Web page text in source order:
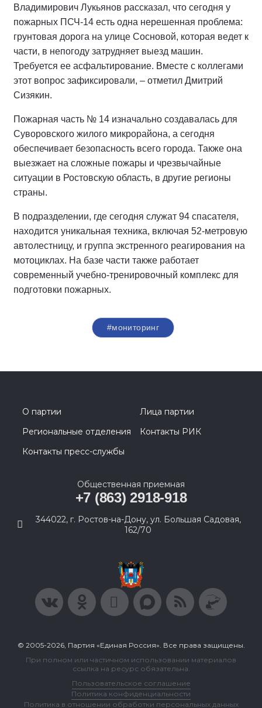
Владимирович Лукьянов рассказал, что сегодня у
пожарных ПСЧ-14 есть одна нерешенная проблема:
грунтовая дорога на улице Сосновой, которая ведет к
части, в непогоду затрудняет выезд машин.
Требуется ее асфальтирование. Вместе с коллегами
этот вопрос зафиксировали, – отметил Дмитрий
Сизякин.
Пожарная часть № 14 изначально создавалась для
Суворовского жилого микрорайона, а сегодня
обеспечивает безопасность всего города. Также она
выезжает на сложные пожары и чрезвычайные
ситуации в Ростовскую область, в другие регионы
страны.
В подразделении, где сегодня служат 94 спасателя,
находится уникальная техника, включая 52-метровую
автолестницу, и группа экстренного реагирования на
мотоциклах. На базе части также работает
современный учебно-тренировочный комплекс для
подготовки пожарных.
#мониторинг
О партии
Лица партии
Региональные отделения
Контакты РИК
Контакты пресс-службы
Общественная приемная
+7 (863) 2918-918
344022, г. Ростов-на-Дону, ул. Большая Садовая,
162/70
© 2005-2026, Партия «Единая Россия». Все права защищены.
При полном или частичном использовании материалов
ссылка на ресурс обязательна.
Пользовательское соглашение
Политика конфиденциальности
Политика в отношении обработки персональных данных